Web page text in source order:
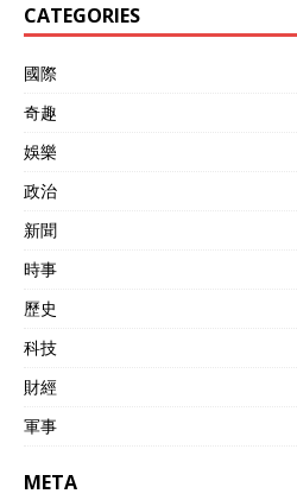
能失去中国市场，已经成为
识到与美国保持正常经贸关
最大的两个经济体，长期对
抗不仅双方受损，还会危及
系是中美经贸关系的压舱
仍要继续谈判的根本原因。
中美经贸关系的未来发展仍
府内部不是铁板一块，还有
不少强硬派，总想在技术封
锁、实体清单上给中国制造
麻烦。 2026年中期选举临
盘，可能会再次打“对华
华强硬立场吸引选票，这种
CATEGORIES
國際
奇趣
娛樂
政治
新聞
時事
歷史
科技
財經
軍事
META